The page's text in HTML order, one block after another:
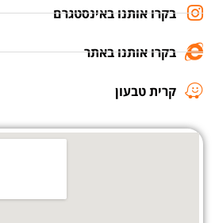
בקרו אותנו באינסטגרם
בקרו אותנו באתר
קרית טבעון